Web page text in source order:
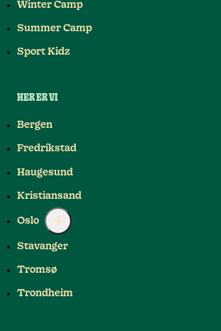
Winter Camp
Summer Camp
Sport Kidz
HER ER VI
Bergen
Fredrikstad
Haugesund
Kristiansand
Oslo
Stavanger
Tromsø
Trondheim